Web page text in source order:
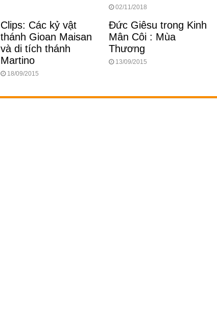
02/11/2018
Clips: Các kỷ vật
thánh Gioan Maisan
và di tích thánh
Martino
18/09/2015
Đức Giêsu trong Kinh
Mân Côi : Mùa
Thương
13/09/2015